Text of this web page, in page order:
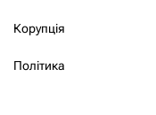
Корупція
Політика